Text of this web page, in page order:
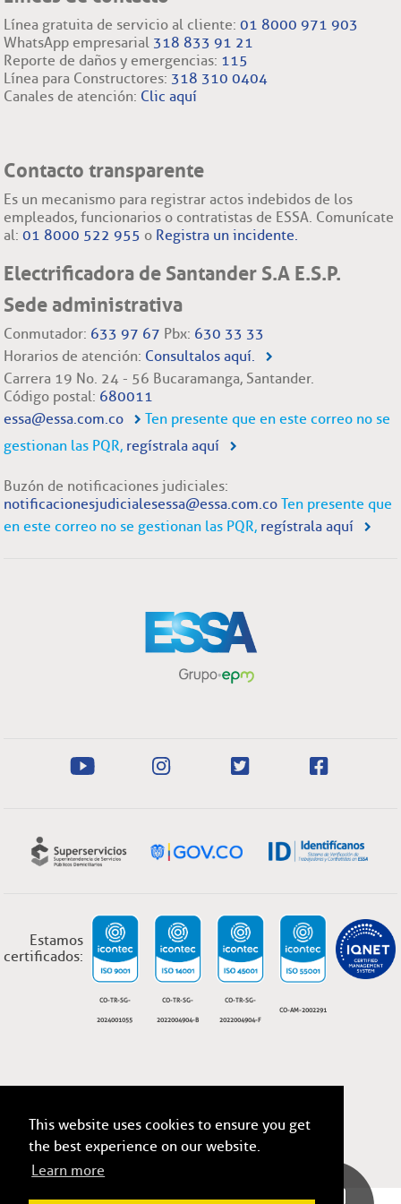
This website uses cookies to ensure you get
the best experience on our website.
Learn more
Línea gratuita de servicio al cliente:01 8000 971 903
WhatsApp empresarial 318 833 91 21
Reporte de daños y emergencias: 115
Línea para Constructores: 318 310 0404
Canales de atención: Clic aquí
Contacto transparente
Es un mecanismo para registrar actos indebidos de los
empleados, funcionarios o contratistas de ESSA. Comunícate
al:01 8000 522 955 o Registra un incidente.
Electrificadora de Santander S.A E.S.P.
Sede administrativa
Conmutador: 633 97 67 Pbx: 630 33 33
Horarios de atención: Consultalos aquí.
Carrera 19 No. 24 - 56 Bucaramanga, Santander.
Código postal: 680011
essa@essa.com.co
Ten presente que en este correo no se
gestionan las PQR, regístrala aquí
Buzón de notificaciones judiciales:
notificacionesjudicialesessa@essa.com.co Ten presente que
en este correo no se gestionan las PQR, regístrala aquí
Estamos
certificados:
CO-TR-SG-
2024001055
CO-TR-SG-
2022004904-B
CO-TR-SG-
2022004904-F
CO-AM-2002291
ESSA, Todos los derechos reservados 2026
Términos y condiciones legales.